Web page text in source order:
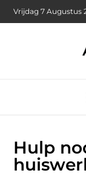
Vrijdag 7 Augustus
Hulp